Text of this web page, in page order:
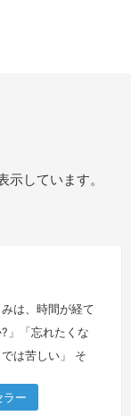
しています。
は、時間が経て
」「忘れたくな
は苦しい」 そ
に前を向かせる
ラー